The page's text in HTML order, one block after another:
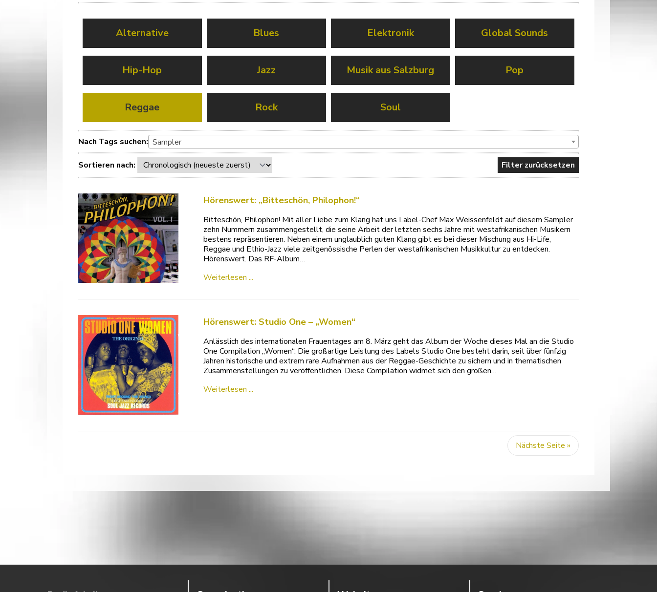
Alternative Blues Elektronik Global Sounds
Hip-Hop Jazz Musik aus Salzburg Pop
Reggae Rock Soul
Nach Tags suchen: Sampler
Sortieren nach: Filter zurücksetzen
Hörenswert: „Bitteschön, Philophon!“
Bitteschön, Philophon! Mit aller Liebe zum Klang hat uns Label-Chef Max Weissenfeldt auf diesem Sampler
zehn Nummern zusammengestellt, die seine Arbeit der letzten sechs Jahre mit westafrikanischen Musikern
bestens repräsentieren. Neben einem unglaublich guten Klang gibt es bei dieser Mischung aus Hi-Life,
Reggae und Ethio-Jazz viele zeitgenössische Perlen der westafrikanischen Musikkultur zu entdecken.
Hörenswert. Das RF-Album…
Weiterlesen ...
Hörenswert: Studio One – „Women“
Anlässlich des internationalen Frauentages am 8. März geht das Album der Woche dieses Mal an die Studio
One Compilation „Women“. Die großartige Leistung des Labels Studio One besteht darin, seit über fünfzig
Jahren historische und extrem rare Aufnahmen aus der Reggae-Geschichte zu sichern und in thematischen
Zusammenstellungen zu veröffentlichen. Diese Compilation widmet sich den großen…
Weiterlesen ...
Nächste Seite »